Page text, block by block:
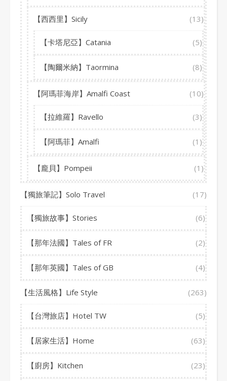
【西西里】Sicily (13)
【卡塔尼亞】Catania (5)
【陶爾米納】Taormina (8)
【阿瑪菲海岸】Amalfi Coast (10)
【拉維羅】Ravello (3)
【阿瑪菲】Amalfi (1)
【龐貝】Pompeii (1)
【獨旅筆記】Solo Travel (17)
【獨旅故事】Stories (6)
【那年法國】Tales of FR (2)
【那年英國】Tales of GB (4)
【生活風格】Life Style (263)
【台灣旅店】Hotel TW (5)
【居家生活】Home (63)
【廚房】Kitchen (23)